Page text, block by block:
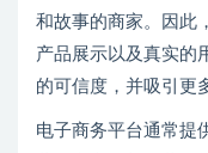
和故事的商家。因此
产品展示以及真实的
的可信度，并吸引更
电子商务平台通常提